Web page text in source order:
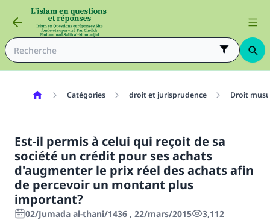
Catégories droit et jurisprudence Droit
Est-il permis à celui qui reçoit de sa
société un crédit pour ses achats
d'augmenter le prix réel des achats afin
de percevoir un montant plus
important?
02/Jumada al-thani/1436 , 22/mars/2015 3,112